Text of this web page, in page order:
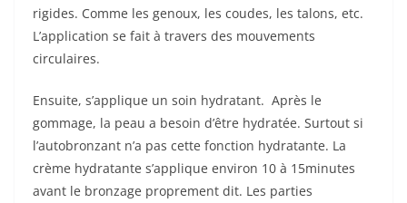
rigides. Comme les genoux, les coudes, les talons, etc.
L’application se fait à travers des mouvements
circulaires.
Ensuite, s’applique un soin hydratant. Après le
gommage, la peau a besoin d’être hydratée. Surtout si
l’autobronzant n’a pas cette fonction hydratante. La
crème hydratante s’applique environ 10 à 15minutes
avant le bronzage proprement dit. Les parties